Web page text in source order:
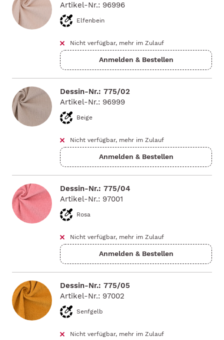
Artikel-Nr.: 96996
Elfenbein
Nicht verfügbar, mehr im Zulauf
Dessin-Nr.: 775/02
Artikel-Nr.: 96999
Beige
Nicht verfügbar, mehr im Zulauf
Dessin-Nr.: 775/04
Artikel-Nr.: 97001
Rosa
Nicht verfügbar, mehr im Zulauf
Dessin-Nr.: 775/05
Artikel-Nr.: 97002
Senfgelb
Nicht verfügbar, mehr im Zulauf